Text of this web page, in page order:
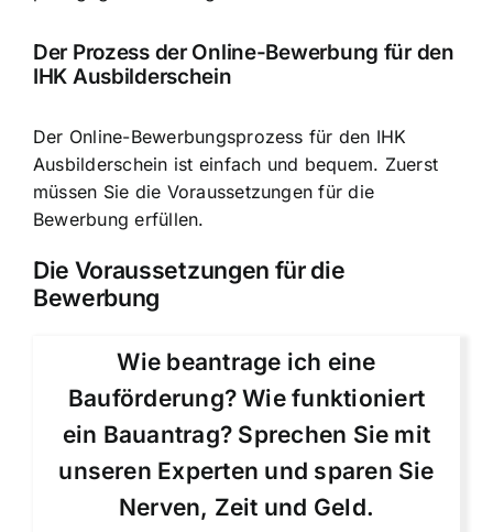
Der Prozess der Online-Bewerbung für den
IHK Ausbilderschein
Der Online-Bewerbungsprozess für den IHK
Ausbilderschein ist einfach und bequem. Zuerst
müssen Sie die Voraussetzungen für die
Bewerbung erfüllen.
Die Voraussetzungen für die
Bewerbung
Wie beantrage ich eine
Bauförderung? Wie funktioniert
ein Bauantrag? Sprechen Sie mit
unseren Experten und sparen Sie
Nerven, Zeit und Geld.